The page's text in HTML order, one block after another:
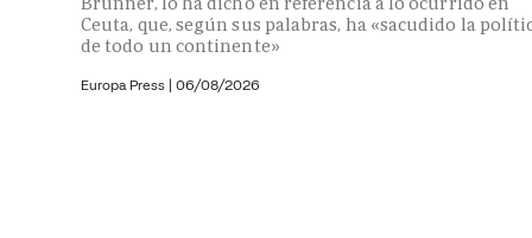
Ceuta, que, según sus palabras, ha «sacudido la
de todo un continente»
Europa Press | 06/08/2026